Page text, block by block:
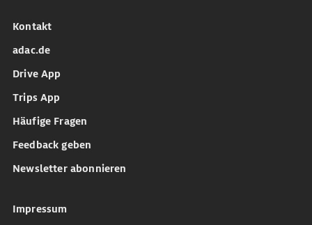
Kontakt
adac.de
Drive App
Trips App
Häufige Fragen
Feedback geben
Newsletter abonnieren
Impressum